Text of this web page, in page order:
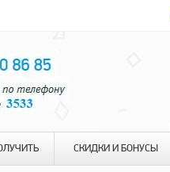
СКИДКИ И БОНУСЫ